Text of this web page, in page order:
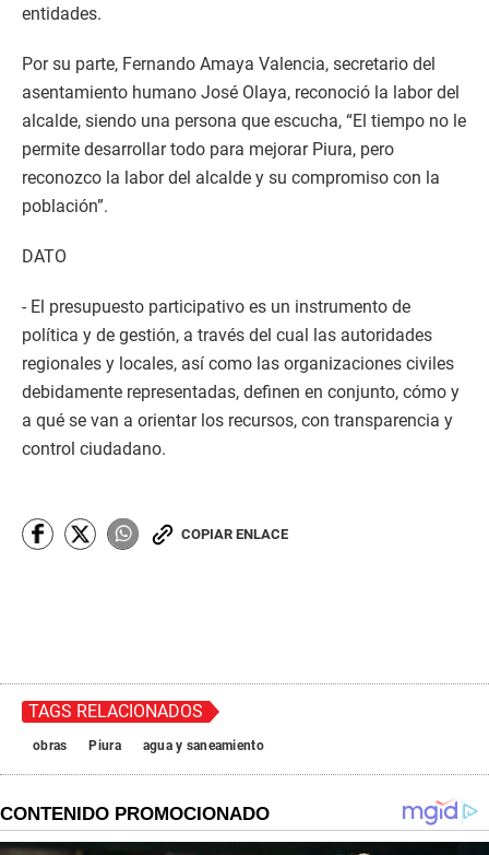
entidades.
Por su parte, Fernando Amaya Valencia, secretario del
asentamiento humano José Olaya, reconoció la labor del
alcalde, siendo una persona que escucha, “El tiempo no le
permite desarrollar todo para mejorar Piura, pero
reconozco la labor del alcalde y su compromiso con la
población”.
DATO
- El presupuesto participativo es un instrumento de
política y de gestión, a través del cual las autoridades
regionales y locales, así como las organizaciones civiles
debidamente representadas, definen en conjunto, cómo y
a qué se van a orientar los recursos, con transparencia y
control ciudadano.
COPIAR ENLACE
TAGS RELACIONADOS
obras Piura agua y saneamiento